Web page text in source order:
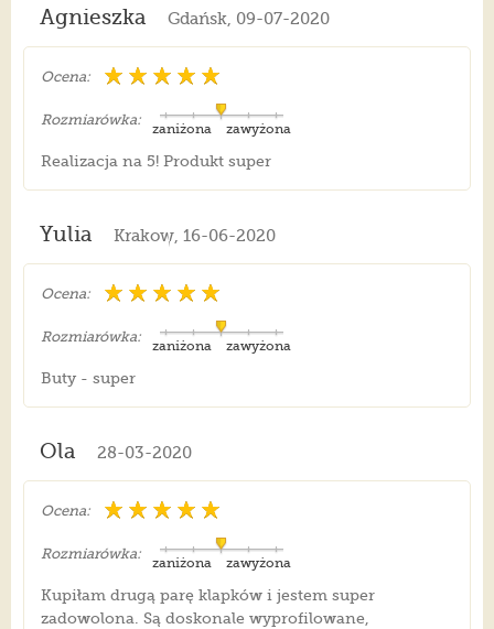
Agnieszka Gdańsk, 09-07-2020
Ocena:
Rozmiarówka:
zawyżona
zaniżona
Realizacja na 5! Produkt super
Yulia Krakow, 16-06-2020
Ocena:
Rozmiarówka:
zawyżona
zaniżona
Buty - super
Ola 28-03-2020
Ocena:
Rozmiarówka:
zawyżona
zaniżona
Kupiłam drugą parę klapków i jestem super
zadowolona. Są doskonale wyprofilowane,